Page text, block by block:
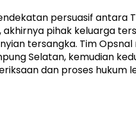
persuasif antara
akhirnya pihak keluarga
tersangka. Tim
Selatan, kemudian
dan proses hukum